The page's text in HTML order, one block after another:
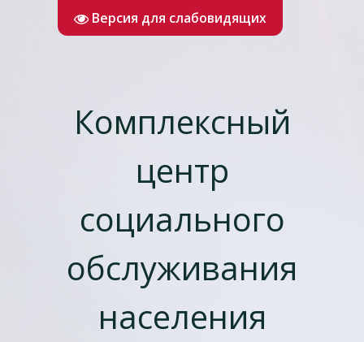
Версия для слабовидящих
Комплексный
центр
социального
обслуживания
населения